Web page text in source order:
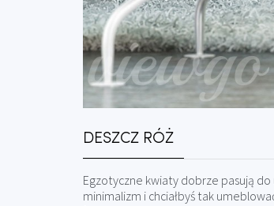
DESZCZ RÓŻ
Egzotyczne kwiaty dobrze pasują
minimalizm i chciałbyś tak